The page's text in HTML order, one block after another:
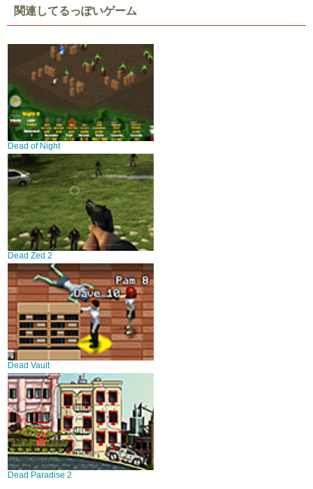
関連してるっぽいゲーム
Dead of Night
Dead Zed 2
Dead Vault
Dead Paradise 2